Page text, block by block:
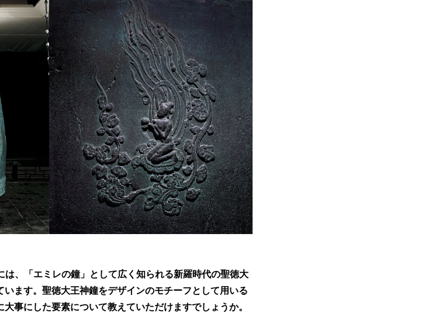
は、「エミレの鐘」として広く知られる新羅時代の聖徳大
ます。聖徳大王神鐘をデザインのモチーフとして用いる
事にした要素について教えていただけますでしょうか。